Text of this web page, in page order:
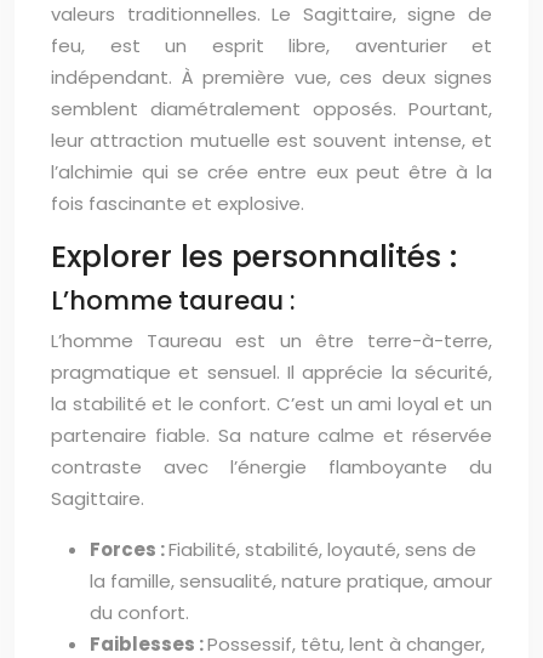
valeurs traditionnelles. Le Sagittaire, signe de
feu, est un esprit libre, aventurier et
indépendant. À première vue, ces deux signes
semblent diamétralement opposés. Pourtant,
leur attraction mutuelle est souvent intense, et
l’alchimie qui se crée entre eux peut être à la
fois fascinante et explosive.
Explorer les personnalités :
L’homme taureau :
L’homme Taureau est un être terre-à-terre,
pragmatique et sensuel. Il apprécie la sécurité,
la stabilité et le confort. C’est un ami loyal et un
partenaire fiable. Sa nature calme et réservée
contraste avec l’énergie flamboyante du
Sagittaire.
Forces :Fiabilité, stabilité, loyauté, sens de
la famille, sensualité, nature pratique, amour
du confort.
Faiblesses :Possessif, têtu, lent à changer,